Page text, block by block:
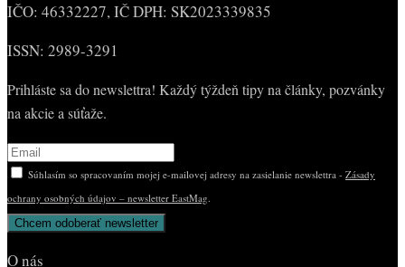
IČO: 46332227, IČ DPH: SK2023339835
ISSN: 2989-3291
Prihláste sa do newslettra! Každý týždeň tipy na články, pozvánky
na akcie a súťaže.
Súhlasím so spracovaním mojej e-mailovej adresy na zasielanie newslettra - Zásady
ochrany osobných údajov – newsletter EastMag.
O nás